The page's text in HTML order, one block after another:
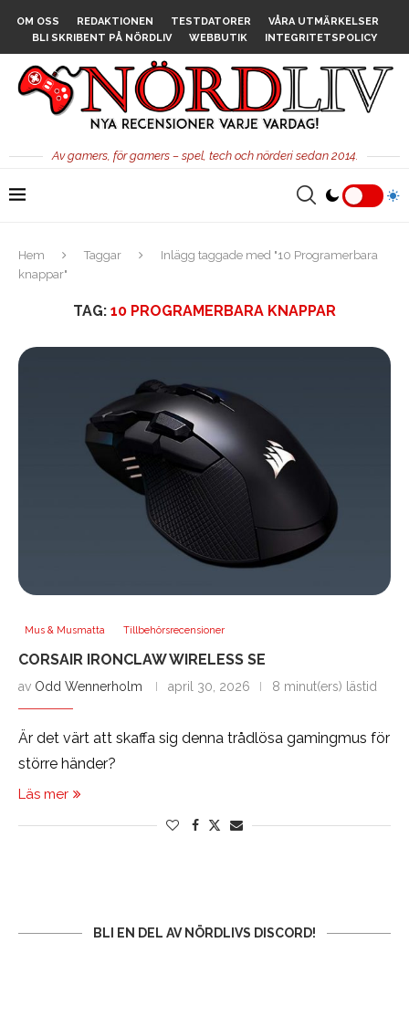
OM OSS REDAKTIONEN TESTDATORER
VÅRA UTMÄRKELSER
BLI SKRIBENT PÅ NÖRDLIV
WEBBUTIK INTEGRITETSPOLICY
Av gamers, för gamers – spel, tech och nörderi sedan 2014.
Hem Taggar
Inlägg taggade med "10 Programerbara
knappar"
TAG: 10 PROGRAMERBARA KNAPPAR
Mus & Musmatta Tillbehörsrecensioner
CORSAIR IRONCLAW WIRELESS SE
av Odd Wennerholm april 30, 2026 8 minut(ers) lästid
Är det värt att skaffa sig denna trådlösa gamingmus för
större händer?
Läs mer
BLI EN DEL AV NÖRDLIVS DISCORD!